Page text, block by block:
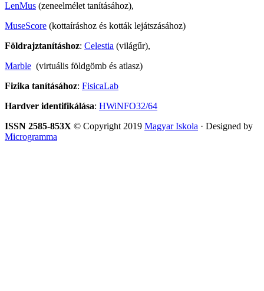
LenMus (zeneelmélet tanításához),
MuseScore (kottaíráshoz és kották lejátszásához)
Földrajztanításhoz: Celestia (világűr),
Marble (virtuális földgömb és atlasz)
Fizika tanításához: FisicaLab
Hardver identifikálása: HWiNFO32/64
ISSN 2585-853X © Copyright 2019 Magyar Iskola · Designed by
Microgramma